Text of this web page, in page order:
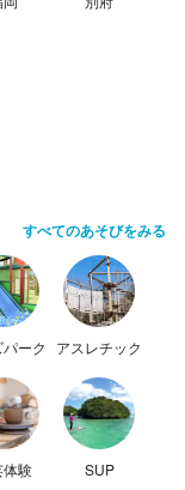
すべてのあそびをみる
ーク アスレチック
体験 SUP